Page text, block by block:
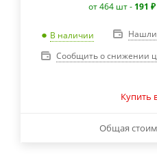
от 464 шт - 191 ₽
В наличии
Сообщить о снижении
Купить
Общая